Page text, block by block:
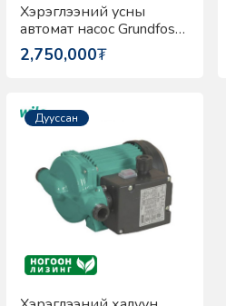
Хэрэглээний усны
автомат насос Grundfos
Scala1 5-55
2,750,000₮
Дууссан